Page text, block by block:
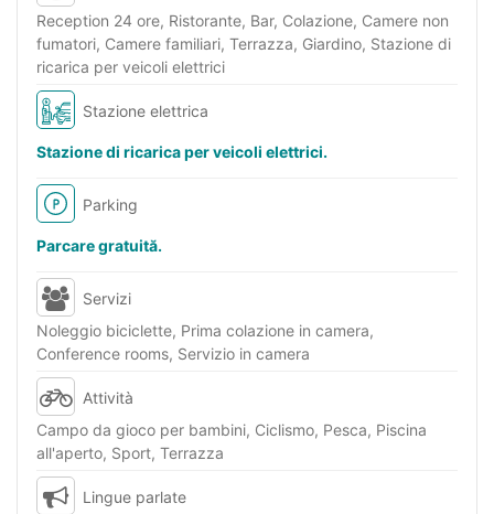
Reception 24 ore, Ristorante, Bar, Colazione, Camere non
fumatori, Camere familiari, Terrazza, Giardino, Stazione di
ricarica per veicoli elettrici
Stazione elettrica
Stazione di ricarica per veicoli elettrici.
Parking
Parcare gratuită.
Servizi
Noleggio biciclette, Prima colazione in camera,
Conference rooms, Servizio in camera
Attività
Campo da gioco per bambini, Ciclismo, Pesca, Piscina
all'aperto, Sport, Terrazza
Lingue parlate